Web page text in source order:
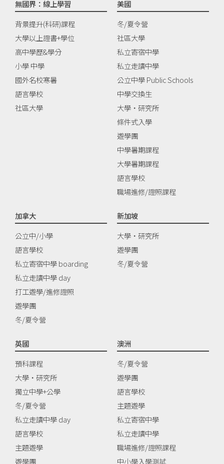
無國界：線上學習
背景提升(科研)課程
大學以上證書+學位
高中學歷&學分
小學 中學
國外名校寒暑
語言學校
社區大學
美國
冬/夏令營
社區大學
私立寄宿中學
私立走讀中學
公立中學 Public Schools
中學交換生
大學‧研究所
條件式入學
遊學團
中學暑期課程
大學暑期課程
語言學校
職場進修/證照課程
加拿大
公立中/小學
語言學校
私立寄宿中學 boarding
私立走讀中學 day
打工遊學/進修證照
遊學團
冬/夏令營
新加坡
大學‧研究所
遊學團
冬/夏令營
英國
預科課程
大學‧研究所
獨立中學+公學
冬/夏令營
私立走讀中學 day
語言學校
主題遊學
遊學團
澳洲
冬/夏令營
遊學團
語言學校
主題遊學
私立寄宿中學
私立走讀中學
職場進修/證照課程
中小學入學測試